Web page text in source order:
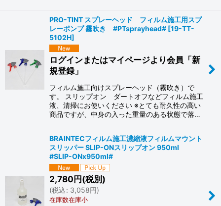
PRO-TINT スプレーヘッド フィルム施工用スプ
レーポンプ 霧吹き #PTsprayhead# [19-TT-
5102H]
ログインまたはマイページより会員「新
規登録」
フィルム施工向けスプレーヘッド（霧吹き）で
す。 スリップオン ダートオフなどフィルム施工
液、清掃にお使いください ※とても耐久性の高い
商品ですが、中身の入った重量のある状態で落…
BRAINTECフィルム施工濃縮液フィルムマウント
スリッパー SLIP-ONスリップオン 950ml
#SLIP-ONx950ml#
2,780円(税別)
(税込: 3,058円)
在庫数在庫小